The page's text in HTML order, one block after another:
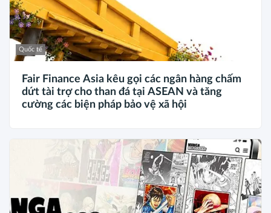
Quốc tế
Fair Finance Asia kêu gọi các ngân hàng chấm
dứt tài trợ cho than đá tại ASEAN và tăng
cường các biện pháp bảo vệ xã hội